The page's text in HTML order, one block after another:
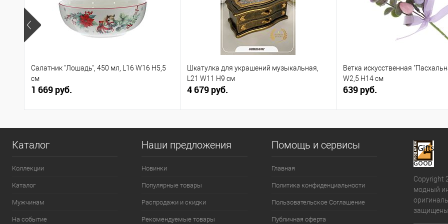
Салатник "Лошадь", 450 мл, L16 W16 H5,5
см
1 669 руб.
Шкатулка для украшений музыкальная,
L21 W11 H9 см
4 679 руб.
Ветка искусственная
W2,5 H14 см
639 руб.
Каталог
Коллекции
Каталог
Мужчинам
На событие
Наши предложения
Новинки
Популярные товары
Распродажи и скидки
Рекомендуемые товары
Помощь и сервисы
Главная
Политика конфиденциальности
Пользовательское Соглашение
Публичная оферта
Copyright
модный